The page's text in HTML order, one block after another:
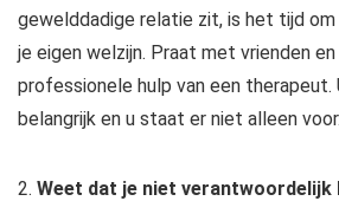
gewelddadige relatie zit, is het tijd
je eigen welzijn. Praat met vrienden
professionele hulp van een therapeut.
belangrijk en u staat er niet alleen voor.
2. Weet dat je niet verantwoordelijk